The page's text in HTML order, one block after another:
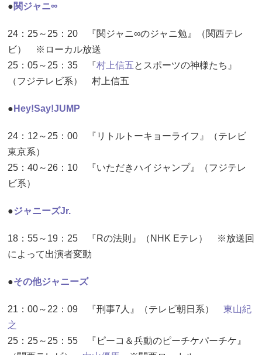
●関ジャニ∞
24：25～25：20 『関ジャニ∞のジャニ勉』（関西テレ
ビ） ※ローカル放送
25：05～25：35 『村上信五とスポーツの神様たち』
（フジテレビ系） 村上信五
● Hey!Say!JUMP
24：12～25：00 『リトルトーキョーライフ』（テレビ
東京系）
25：40～26：10 『いただきハイジャンプ』（フジテレ
ビ系）
●ジャニーズJr.
18：55～19：25 『Rの法則』（NHK Eテレ） ※放送回
によって出演者変動
●その他ジャニーズ
21：00～22：09 『刑事7人』（テレビ朝日系） 東山紀
之
25：25～25：55 『ピーコ＆兵動のピーチケパーチケ』